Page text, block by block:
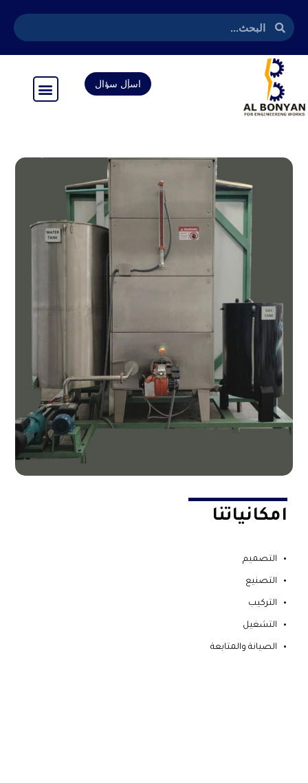
تخطى
إلى
المحتوى
اسأل سؤال
اسأل سؤال
امكانياتنا
التصميم
التصنيع
التركيب
التشغيل
الصيانة والمتابعة